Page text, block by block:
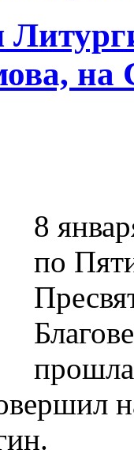
на
8
по